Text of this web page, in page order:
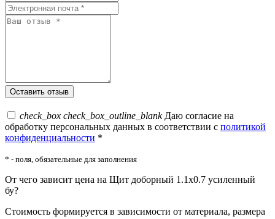
check_box check_box_outline_blankДаю согласие на
обработку персональных данных в соответствии с политикой
конфиденциальности *
* - поля, обязательные для заполнения
От чего зависит цена на Щит доборный 1.1х0.7 усиленный
бу?
Стоимость формируется в зависимости от материала, размера